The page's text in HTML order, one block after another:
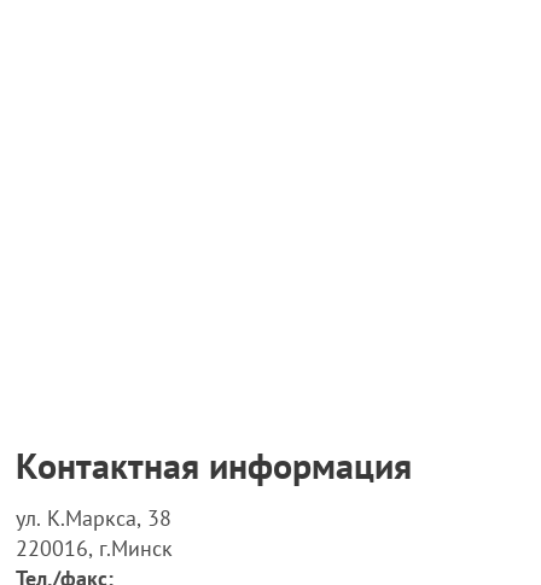
Контактная информация
ул. К.Маркса, 38
220016, г.Минск
Тел./факс: